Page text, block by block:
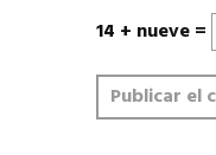
14 + nueve =